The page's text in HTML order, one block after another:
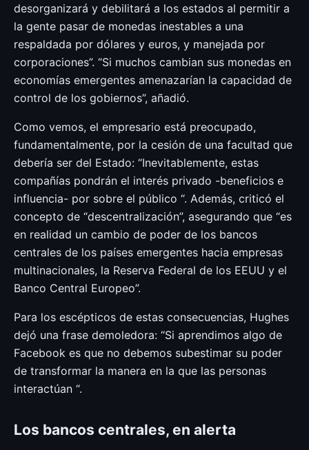
desorganizará y debilitará a los estados al permitir a
la gente pasar de monedas inestables a una
respaldada por dólares y euros, y manejada por
corporaciones”. “Si muchos cambian sus monedas en
economías emergentes amenazarían la capacidad de
control de los gobiernos”, añadió.
Como vemos, el empresario está preocupado,
fundamentalmente, por la cesión de una facultad que
debería ser del Estado: “Inevitablemente, estas
compañías pondrán el interés privado -beneficios e
influencia- por sobre el público “. Además, criticó el
concepto de “descentralización”, asegurando que “es
en realidad un cambio de poder de los bancos
centrales de los países emergentes hacia empresas
multinacionales, la Reserva Federal de los EEUU y el
Banco Central Europeo”.
Para los escépticos de estas consecuencias, Hughes
dejó una frase demoledora: “Si aprendimos algo de
Facebook es que no debemos subestimar su poder
de transformar la manera en la que las personas
interactúan “.
Los bancos centrales, en alerta